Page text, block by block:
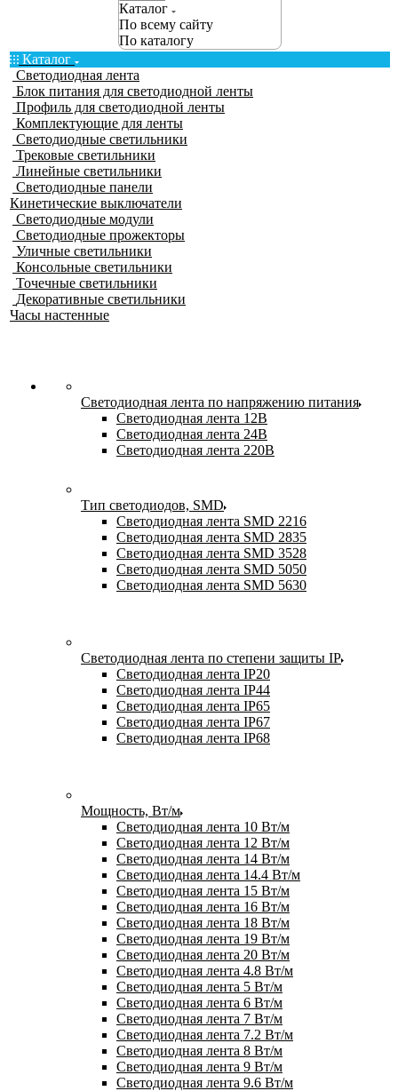
Каталог
По всему сайту
По каталогу
Каталог
Светодиодная лента
Блок питания для светодиодной ленты
Профиль для светодиодной ленты
Комплектующие для ленты
Светодиодные светильники
Трековые светильники
Линейные светильники
Светодиодные панели
Кинетические выключатели
Светодиодные модули
Светодиодные прожекторы
Уличные светильники
Консольные светильники
Точечные светильники
Декоративные светильники
Часы настенные
Светодиодная лента по напряжению питания
Светодиодная лента 12В
Светодиодная лента 24В
Светодиодная лента 220В
Тип светодиодов, SMD
Cветодиодная лента SMD 2216
Светодиодная лента SMD 2835
Светодиодная лента SMD 3528
Светодиодная лента SMD 5050
Светодиодная лента SMD 5630
Светодиодная лента по степени защиты IP
Светодиодная лента IP20
Светодиодная лента IP44
Светодиодная лента IP65
Светодиодная лента IP67
Светодиодная лента IP68
Мощность, Вт/м
Светодиодная лента 10 Вт/м
Светодиодная лента 12 Вт/м
Светодиодная лента 14 Вт/м
Светодиодная лента 14.4 Вт/м
Светодиодная лента 15 Вт/м
Светодиодная лента 16 Вт/м
Светодиодная лента 18 Вт/м
Светодиодная лента 19 Вт/м
Светодиодная лента 20 Вт/м
Светодиодная лента 4.8 Вт/м
Светодиодная лента 5 Вт/м
Светодиодная лента 6 Вт/м
Светодиодная лента 7 Вт/м
Светодиодная лента 7.2 Вт/м
Светодиодная лента 8 Вт/м
Светодиодная лента 9 Вт/м
Светодиодная лента 9.6 Вт/м